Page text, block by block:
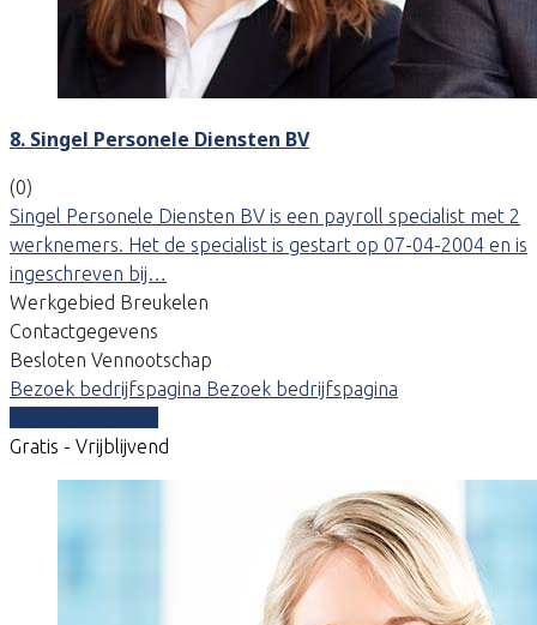
8. Singel Personele Diensten BV
(0)
Singel Personele Diensten BV is een payroll specialist met 2
werknemers. Het de specialist is gestart op 07-04-2004 en is
ingeschreven bij…
Werkgebied Breukelen
Contactgegevens
Besloten Vennootschap
Bezoek bedrijfspagina Bezoek bedrijfspagina
Gratis - Vrijblijvend